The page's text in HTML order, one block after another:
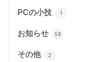
PCの小技 1
お知らせ 58
その他 2